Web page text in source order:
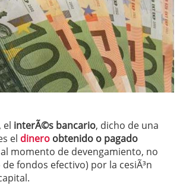
el interÃ©s bancario, dicho de una
el dinero obtenido o pagado
momento de devengamiento, no
fondos efectivo) por la cesiÃ³n